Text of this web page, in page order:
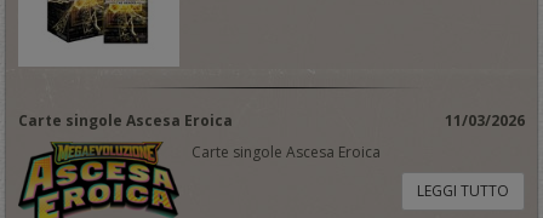
Carte singole Ascesa Eroica
11/03/2026
Carte singole Ascesa Eroica
LEGGI TUTTO